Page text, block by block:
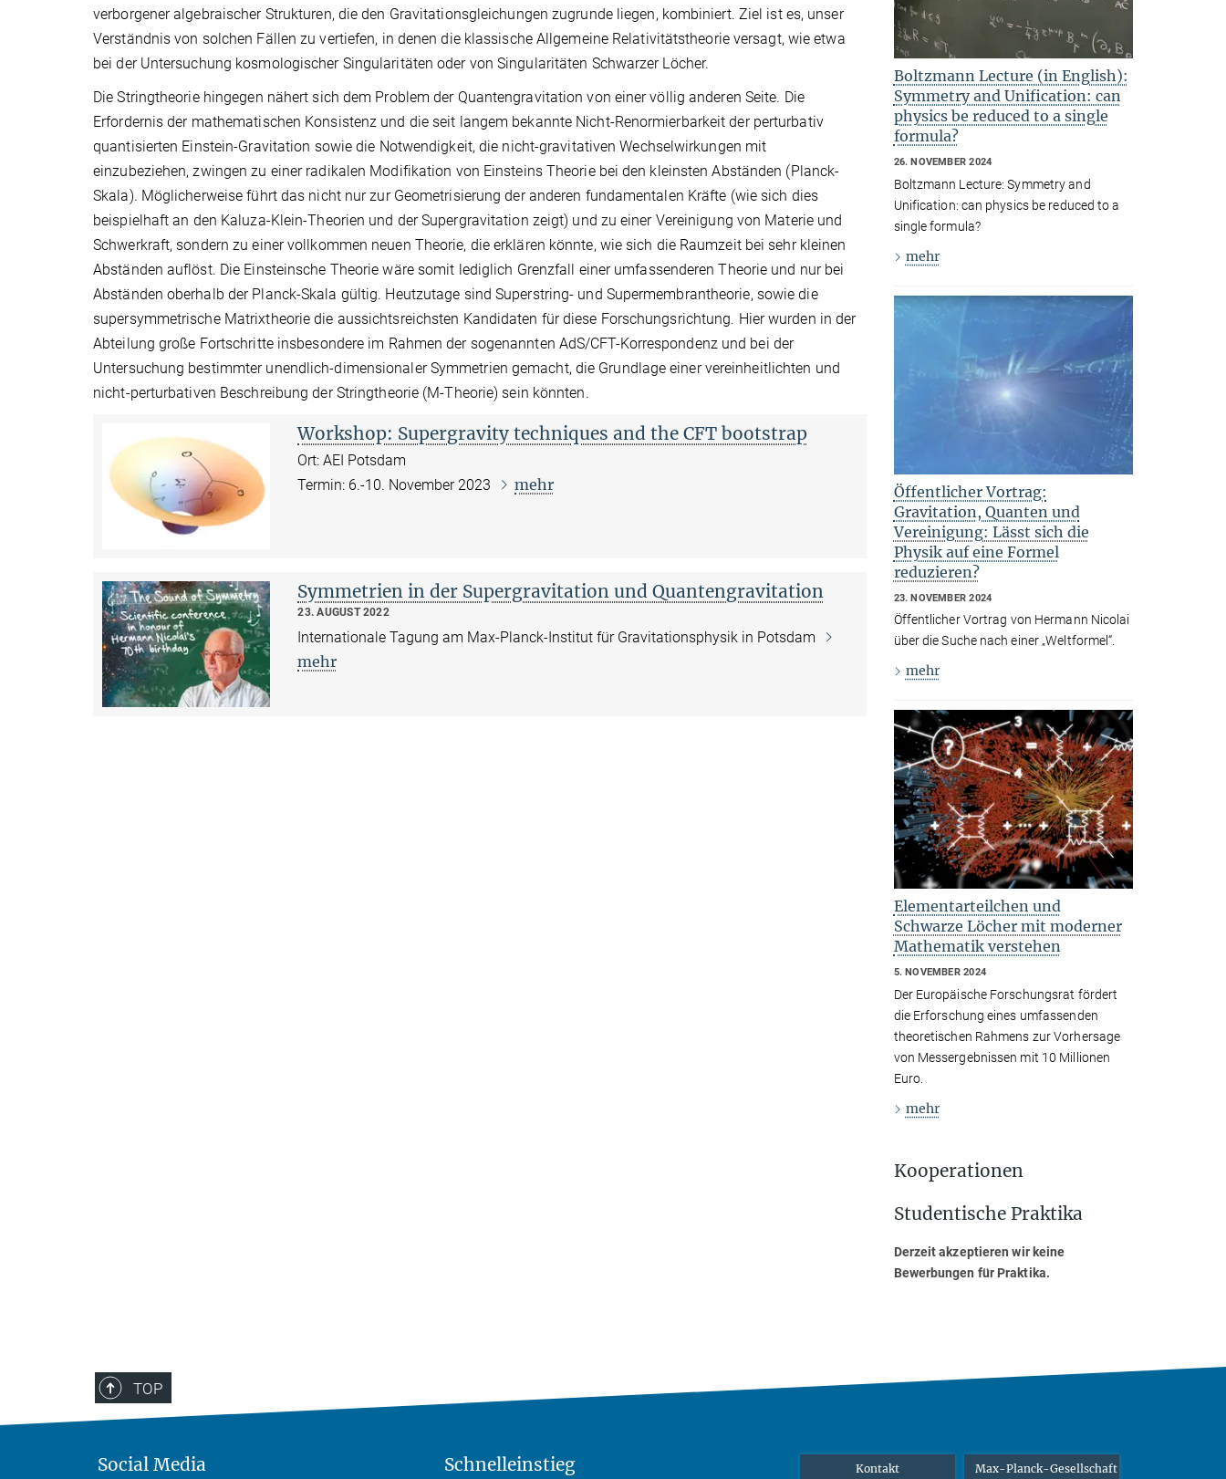
verborgener algebraischer Strukturen, die den Gravitationsgleichungen zugrunde liegen, kombiniert. Ziel ist es, unser
Verständnis von solchen Fällen zu vertiefen, in denen die klassische Allgemeine Relativitätstheorie versagt, wie etwa
bei der Untersuchung kosmologischer Singularitäten oder von Singularitäten Schwarzer Löcher.
Die Stringtheorie hingegen nähert sich dem Problem der Quantengravitation von einer völlig anderen Seite. Die
Erfordernis der mathematischen Konsistenz und die seit langem bekannte Nicht-Renormierbarkeit der perturbativ
quantisierten Einstein-Gravitation sowie die Notwendigkeit, die nicht-gravitativen Wechselwirkungen mit
einzubeziehen, zwingen zu einer radikalen Modifikation von Einsteins Theorie bei den kleinsten Abständen (Planck-
Skala). Möglicherweise führt das nicht nur zur Geometrisierung der anderen fundamentalen Kräfte (wie sich dies
beispielhaft an den Kaluza-Klein-Theorien und der Supergravitation zeigt) und zu einer Vereinigung von Materie und
Schwerkraft, sondern zu einer vollkommen neuen Theorie, die erklären könnte, wie sich die Raumzeit bei sehr kleinen
Abständen auflöst. Die Einsteinsche Theorie wäre somit lediglich Grenzfall einer umfassenderen Theorie und nur bei
Abständen oberhalb der Planck-Skala gültig. Heutzutage sind Superstring- und Supermembrantheorie, sowie die
supersymmetrische Matrixtheorie die aussichtsreichsten Kandidaten für diese Forschungsrichtung. Hier wurden in der
Abteilung große Fortschritte insbesondere im Rahmen der sogenannten AdS/CFT-Korrespondenz und bei der
Untersuchung bestimmter unendlich-dimensionaler Symmetrien gemacht, die Grundlage einer vereinheitlichten und
nicht-perturbativen Beschreibung der Stringtheorie (M-Theorie) sein könnten.
Workshop: Supergravity techniques and the CFT bootstrap
Ort: AEI Potsdam
Termin: 6.-10. November 2023
mehr
Symmetrien in der Supergravitation und Quantengravitation
23. AUGUST 2022
Internationale Tagung am Max-Planck-Institut für Gravitationsphysik in Potsdam
mehr
Boltzmann Lecture (in English):
Symmetry and Unification: can
physics be reduced to a single
formula?
26. NOVEMBER 2024
Boltzmann Lecture: Symmetry and
Unification: can physics be reduced to a
single formula?
mehr
Öffentlicher Vortrag:
Gravitation, Quanten und
Vereinigung: Lässt sich die
Physik auf eine Formel
reduzieren?
23. NOVEMBER 2024
Öffentlicher Vortrag von Hermann Nicolai
über die Suche nach einer „Weltformel“.
mehr
Elementarteilchen und
Schwarze Löcher mit moderner
Mathematik verstehen
5. NOVEMBER 2024
Der Europäische Forschungsrat fördert
die Erforschung eines umfassenden
theoretischen Rahmens zur Vorhersage
von Messergebnissen mit 10 Millionen
Euro.
mehr
Kooperationen
Studentische Praktika
Derzeit akzeptieren wir keine
Bewerbungen für Praktika.
TOP
Social Media Schnelleinstieg Kontakt Max-Planck-Gesellschaft